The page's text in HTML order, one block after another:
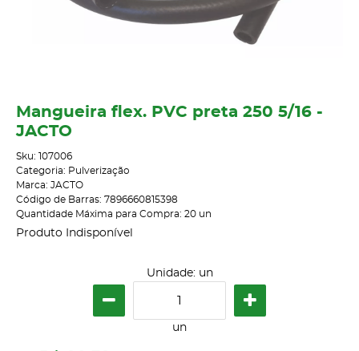
Mangueira flex. PVC preta 250 5/16 -
JACTO
Sku: 107006
Categoria: Pulverização
Marca: JACTO
Código de Barras: 7896660815398
Quantidade Máxima para Compra: 20 un
Produto Indisponível
Unidade: un
un